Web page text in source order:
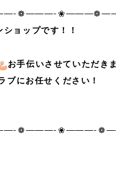
❁———-
ョップです！！
お手伝いさせていただき
ブにお任せください！
❁———-❀———-